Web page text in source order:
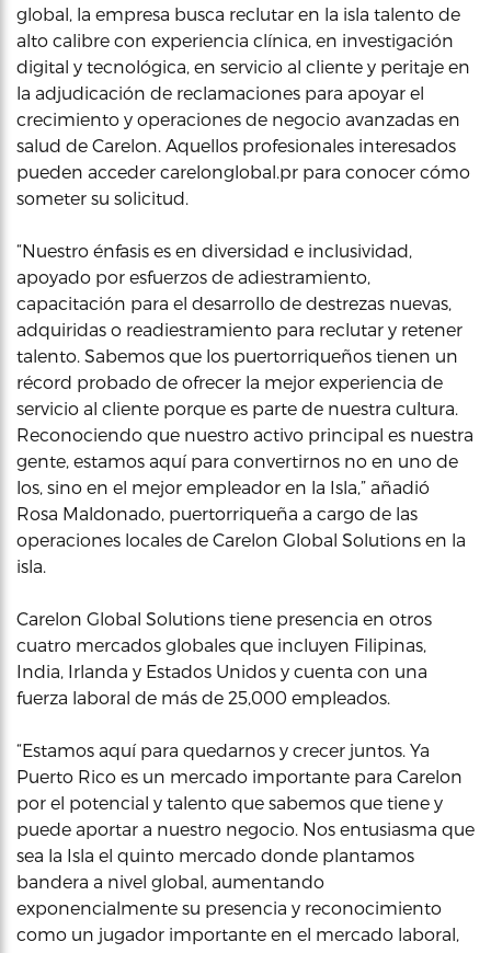
global, la empresa busca reclutar en la isla talento de
alto calibre con experiencia clínica, en investigación
digital y tecnológica, en servicio al cliente y peritaje en
la adjudicación de reclamaciones para apoyar el
crecimiento y operaciones de negocio avanzadas en
salud de Carelon. Aquellos profesionales interesados
pueden acceder carelonglobal.pr para conocer cómo
someter su solicitud.
“Nuestro énfasis es en diversidad e inclusividad,
apoyado por esfuerzos de adiestramiento,
capacitación para el desarrollo de destrezas nuevas,
adquiridas o readiestramiento para reclutar y retener
talento. Sabemos que los puertorriqueños tienen un
récord probado de ofrecer la mejor experiencia de
servicio al cliente porque es parte de nuestra cultura.
Reconociendo que nuestro activo principal es nuestra
gente, estamos aquí para convertirnos no en uno de
los, sino en el mejor empleador en la Isla,” añadió
Rosa Maldonado, puertorriqueña a cargo de las
operaciones locales de Carelon Global Solutions en la
isla.
Carelon Global Solutions tiene presencia en otros
cuatro mercados globales que incluyen Filipinas,
India, Irlanda y Estados Unidos y cuenta con una
fuerza laboral de más de 25,000 empleados.
“Estamos aquí para quedarnos y crecer juntos. Ya
Puerto Rico es un mercado importante para Carelon
por el potencial y talento que sabemos que tiene y
puede aportar a nuestro negocio. Nos entusiasma que
sea la Isla el quinto mercado donde plantamos
bandera a nivel global, aumentando
exponencialmente su presencia y reconocimiento
como un jugador importante en el mercado laboral,